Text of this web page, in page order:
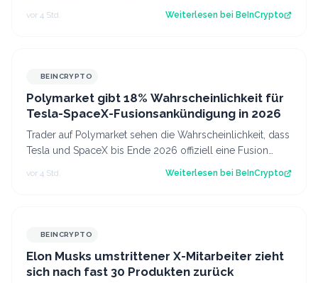
vor 4 Std. Weiterlesen bei BeInCrypto
BEINCRYPTO
Polymarket gibt 18% Wahrscheinlichkeit für
Tesla-SpaceX-Fusionsankündigung in 2026
Trader auf Polymarket sehen die Wahrscheinlichkeit, dass
Tesla und SpaceX bis Ende 2026 offiziell eine Fusion
vor 4 Std. Weiterlesen bei BeInCrypto
BEINCRYPTO
Elon Musks umstrittener X-Mitarbeiter zieht
sich nach fast 30 Produkten zurück